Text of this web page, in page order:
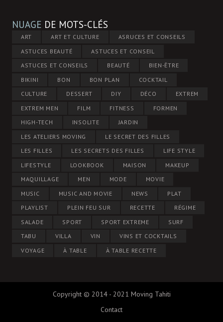
NUAGE DE MOTS-CLÉS
ART ART ET CULTURE
ASRUCES ET CONSEILS
ASTUCES BEAUTÉ
ASTUCES ET CONSEIL
ASTUCES ET CONSEILS
BEAUTÉ
BIEN-ÊTRE
BIKINI
BON BON PLAN
COCKTAIL
CULTURE
DESSERT DIY DÉCO
EXTREM
EXTREM MEN
FILM FITNESS
FORMEN
HIGH-TECH
INSOLITE
JARDIN
LES ATELIERS MOVING
LE SECRET DES FILLES
LES FILLES
LES SECRETS DES FILLES
LIFE STYLE
LIFESTYLE
LOOKBOOK MAISON
MAKEUP
MAQUILLAGE
MEN MODE
MOVIE
MUSIC
MUSIC AND MOVIE NEWS
PLAT
PLAYLIST
PLEIN FEU SUR RECETTE
RÉGIME
SALADE
SPORT SPORT EXTREME
SURF
TABU
VILLA VIN
VINS ET COCKTAILS
VOYAGE
À TABLE À TABLE RECETTE
Copyright © 2014 - 2021 Moving Tahiti
Contact